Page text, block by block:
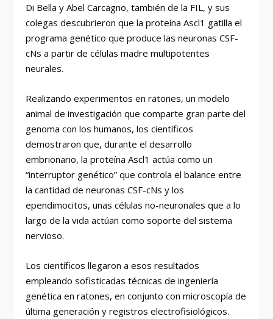
Di Bella y Abel Carcagno, también de la FIL, y sus
colegas descubrieron que la proteína Ascl1 gatilla el
programa genético que produce las neuronas CSF-
cNs a partir de células madre multipotentes
neurales.
Realizando experimentos en ratones, un modelo
animal de investigación que comparte gran parte del
genoma con los humanos, los científicos
demostraron que, durante el desarrollo
embrionario, la proteína Ascl1 actúa como un
“interruptor genético” que controla el balance entre
la cantidad de neuronas CSF-cNs y los
ependimocitos, unas células no-neuronales que a lo
largo de la vida actúan como soporte del sistema
nervioso.
Los científicos llegaron a esos resultados
empleando sofisticadas técnicas de ingeniería
genética en ratones, en conjunto con microscopía de
última generación y registros electrofisiológicos.